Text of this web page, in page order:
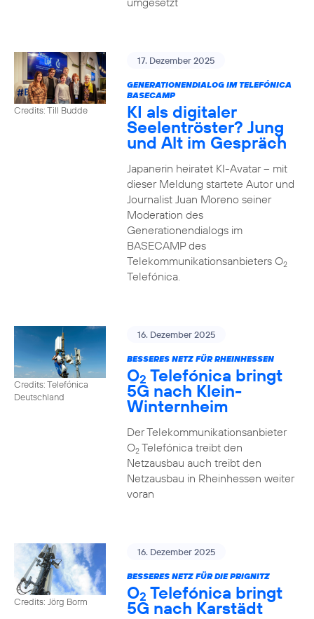
Credits: Till Budde
17. Dezember 2025
GENERATIONENDIALOG IM TELEFÓNICA
BASECAMP
KI als digitaler
Seelentröster? Jung
und Alt im Gespräch
Japanerin heiratet KI-Avatar – mit
dieser Meldung startete Autor und
Journalist Juan Moreno seiner
Moderation des
Generationendialogs im
BASECAMP des
Telekommunikationsanbieters O2
Telefónica.
Credits: Telefónica
Deutschland
16. Dezember 2025
BESSERES NETZ FÜR RHEINHESSEN
O2 Telefónica bringt
5G nach Klein-
Winternheim
Der Telekommunikationsanbieter
O2Telefónica treibt den
Netzausbau auch treibt den
Netzausbau in Rheinhessen weiter
voran
Credits: Jörg Borm
16. Dezember 2025
BESSERES NETZ FÜR DIE PRIGNITZ
O2 Telefónica bringt
5G nach Karstädt